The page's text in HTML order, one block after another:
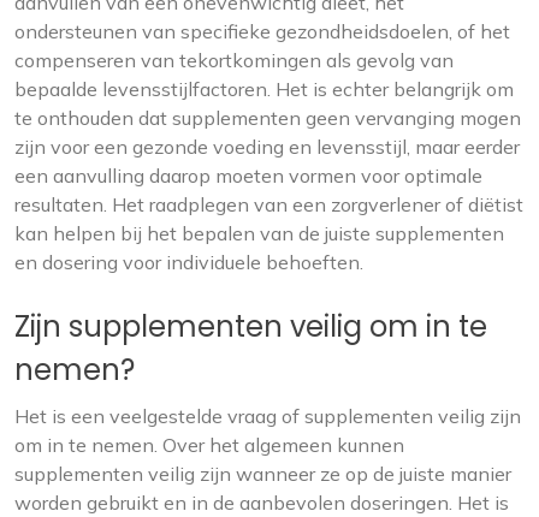
ondersteunen van specifieke gezondheidsdoelen, of het
compenseren van tekortkomingen als gevolg van
bepaalde levensstijlfactoren. Het is echter belangrijk om
te onthouden dat supplementen geen vervanging mogen
zijn voor een gezonde voeding en levensstijl, maar eerder
een aanvulling daarop moeten vormen voor optimale
resultaten. Het raadplegen van een zorgverlener of diëtist
kan helpen bij het bepalen van de juiste supplementen
en dosering voor individuele behoeften.
Zijn supplementen veilig om in te
nemen?
Het is een veelgestelde vraag of supplementen veilig zijn
om in te nemen. Over het algemeen kunnen
supplementen veilig zijn wanneer ze op de juiste manier
worden gebruikt en in de aanbevolen doseringen. Het is